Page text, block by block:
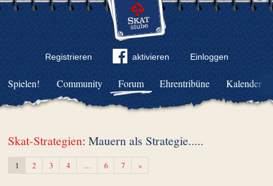
Registrieren aktivieren Einloggen
Community Forum Ehrentribüne Kalender
Spielen!
Skat-Strategien: Mauern als Strategie.....
1 2 3 4 … 6 7 »Weiter